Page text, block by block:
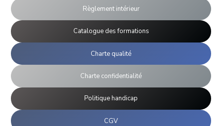
Règlement intérieur
Catalogue des formations
Charte qualité
Charte confidentialité
Politique handicap
CGV